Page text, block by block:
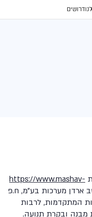
דרושים
https://www.mashav-
ארדן מערכות בע"מ, ח.פ
המתקדמות, לרבות
מבנה ובקרת תנועה.